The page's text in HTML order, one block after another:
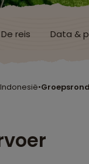
De reis Data &
Indonesië•